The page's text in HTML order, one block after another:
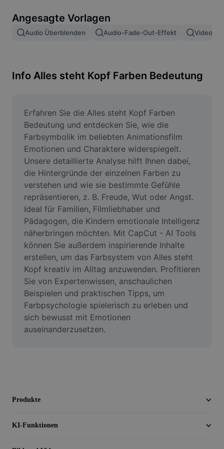
Bilder zusammenfügen
Bildgröße ändern
Meme-Generator
AI Text Remover
AI People Remover
AI Inpainting
Face Cutout
Video
Videohintergrund entfernen
Qualität verbessern
Videoeditor
Video zuschneiden
Angesagte Vorlagen
Audio Überblenden Audio-Fade-Out-Effekt Video
Info Alles steht Kopf Farben Bedeutung
Erfahren Sie die Alles steht Kopf Farben
Bedeutung und entdecken Sie, wie die
Farbsymbolik im beliebten Animationsfilm
Emotionen und Charaktere widerspiegelt.
Unsere detaillierte Analyse hilft Ihnen dabei,
die Hintergründe der einzelnen Farben zu
verstehen und wie sie bestimmte Gefühle
repräsentieren, z. B. Freude, Wut oder Angst.
Ideal für Familien, Filmliebhaber und
Pädagogen, die Kindern emotionale Intelligenz
näherbringen möchten. Mit CapCut - AI Tools
können Sie außerdem inspirierende Inhalte
erstellen, um das Farbsystem von Alles steht
Kopf kreativ im Alltag anzuwenden. Profitieren
Sie von Expertenwissen, anschaulichen
Beispielen und praktischen Tipps, um
Farbpsychologie spielerisch zu erleben und
sich bewusst mit Emotionen
auseinanderzusetzen.
Produkte
KI-Funktionen